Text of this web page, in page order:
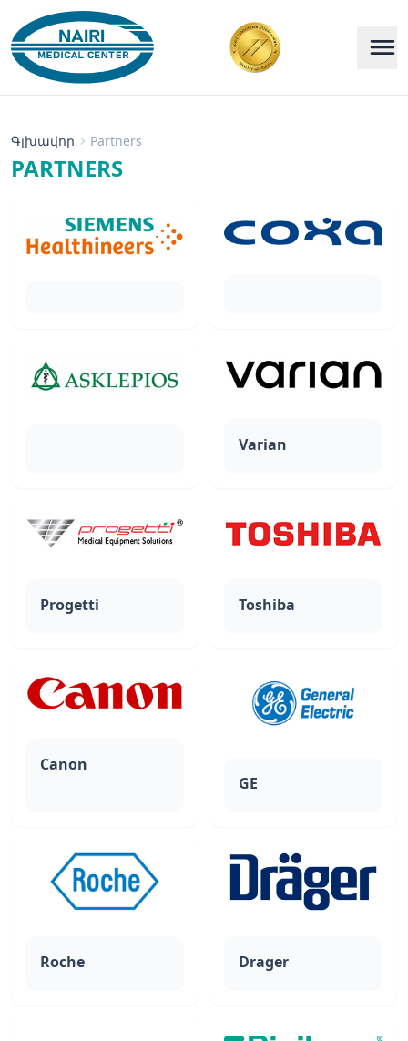
Գլխավոր Partners
PARTNERS
Varian
Progetti Toshiba
Canon
GE
Roche Drager